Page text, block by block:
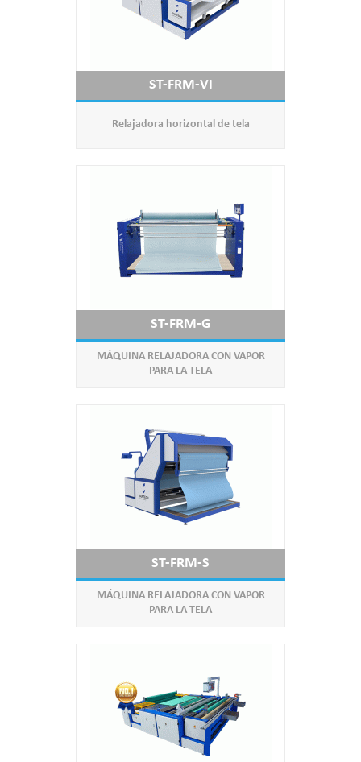
ST-FRM-VI
Relajadora horizontal de tela
ST-FRM-G
MÁQUINA RELAJADORA CON VAPOR
PARA LA TELA
ST-FRM-S
MÁQUINA RELAJADORA CON VAPOR
PARA LA TELA